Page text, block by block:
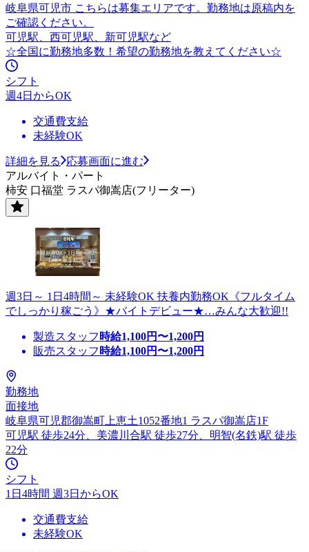
岐阜県可児市 こちらは募集エリアです。勤務地は原稿内を
ご確認ください。
可児駅、西可児駅、新可児駅など
☆全国に勤務地多数！希望の勤務地を教えてください☆
シフト
週4日からOK
交通費支給
未経験OK
詳細を見る
応募画面に進む
アルバイト・パート
柿安 口福堂 ラスパ御嵩店(フリーター)
週3日～ 1日4時間～ 未経験OK 扶養内勤務OK《フルタイム
でしっかり稼ごう》★バイトデビュー★…みんな大歓迎!!
製造スタッフ 時給1,100円〜1,200円
販売スタッフ 時給1,100円〜1,200円
勤務地
面接地
岐阜県可児郡御嵩町上恵土1052番地1 ラスパ御嵩店1F
可児駅 徒歩24分、美濃川合駅 徒歩27分、明智(名鉄)駅 徒歩
22分
シフト
1日4時間 週3日からOK
交通費支給
未経験OK